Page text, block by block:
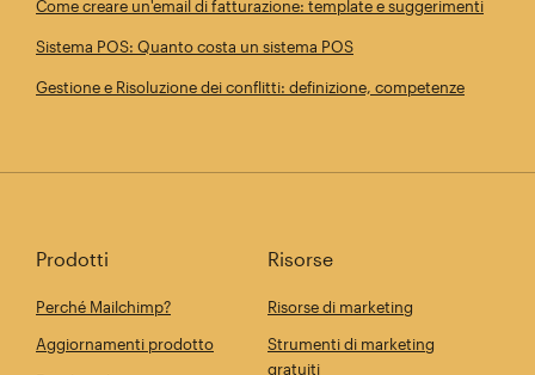
Come creare un'email di fatturazione: template e suggerimenti
Sistema POS: Quanto costa un sistema POS
Gestione e Risoluzione dei conflitti: definizione, competenze
Prodotti
Perché Mailchimp?
Aggiornamenti prodotto
Risorse
Risorse di marketing
Strumenti di marketing
gratuiti